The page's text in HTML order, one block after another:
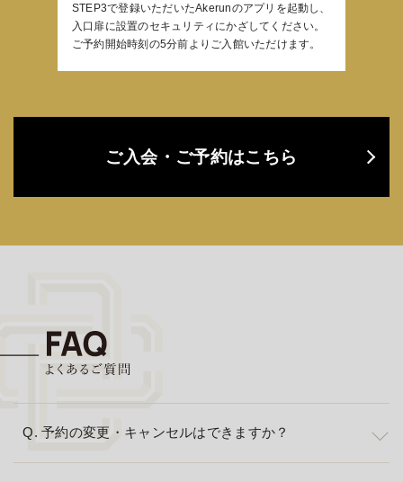
STEP3で登録いただいたAkerunのアプリを起動し、
⼊⼝扉に設置のセキュリティにかざしてください。
ご予約開始時刻の5分前よりご⼊館いただけます。
ご入会・ご予約はこちら
予約の変更・キャンセルはできますか？